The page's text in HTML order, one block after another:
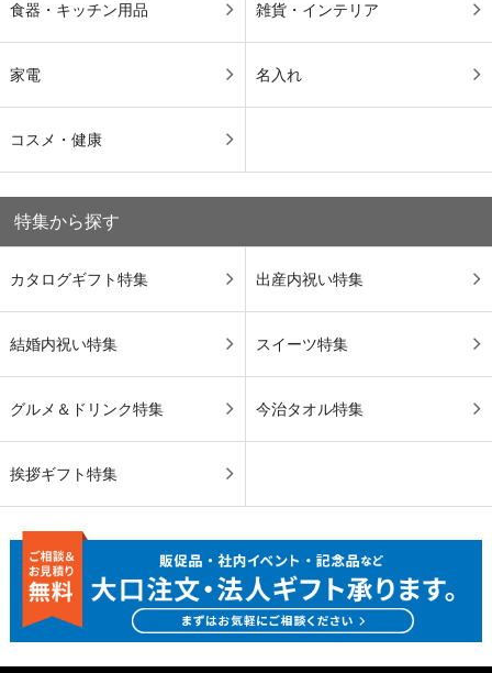
食器・キッチン用品 雑貨・インテリア
家電 名入れ
コスメ・健康
特集から探す
カタログギフト特集 出産内祝い特集
結婚内祝い特集 スイーツ特集
グルメ＆ドリンク特集 今治タオル特集
挨拶ギフト特集